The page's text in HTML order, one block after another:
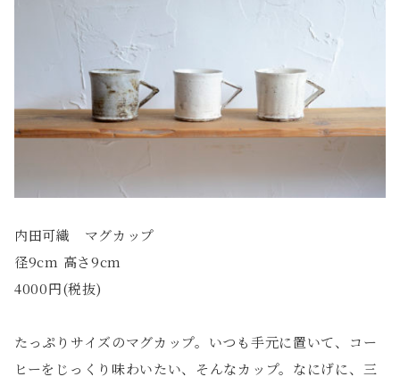
内田可織 マグカップ
径9cm 高さ9cm
4000円(税抜)
たっぷりサイズのマグカップ。いつも手元に置いて、コー
ヒーをじっくり味わいたい、そんなカップ。なにげに、三